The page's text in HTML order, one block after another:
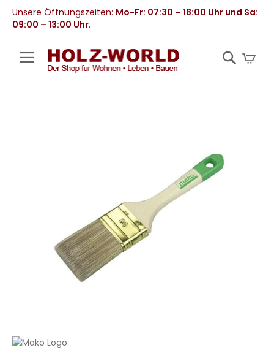
Unsere Öffnungszeiten: Mo-Fr: 07:30 – 18:00 Uhr und Sa:
09:00 – 13:00 Uhr.
Zum